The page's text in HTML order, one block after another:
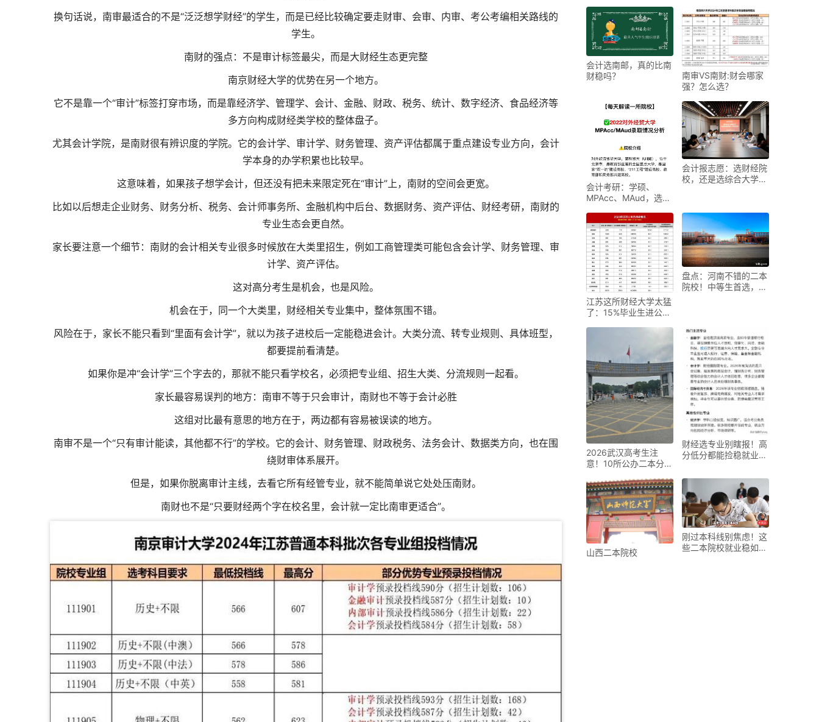
换句话说，南审最适合的不是“泛泛想学财经”的学生，而是已经比较确定要走财审、会审、内审、考公考编相关路线的
学生。
南财的强点：不是审计标签最尖，而是大财经生态更完整
南京财经大学的优势在另一个地方。
它不是靠一个“审计”标签打穿市场，而是靠经济学、管理学、会计、金融、财政、税务、统计、数字经济、食品经济等
多方向构成财经类学校的整体盘子。
尤其会计学院，是南财很有辨识度的学院。它的会计学、审计学、财务管理、资产评估都属于重点建设专业方向，会计
学本身的办学积累也比较早。
这意味着，如果孩子想学会计，但还没有把未来限定死在“审计”上，南财的空间会更宽。
比如以后想走企业财务、财务分析、税务、会计师事务所、金融机构中后台、数据财务、资产评估、财经考研，南财的
专业生态会更自然。
家长要注意一个细节：南财的会计相关专业很多时候放在大类里招生，例如工商管理类可能包含会计学、财务管理、审
计学、资产评估。
这对高分考生是机会，也是风险。
机会在于，同一个大类里，财经相关专业集中，整体氛围不错。
风险在于，家长不能只看到“里面有会计学”，就以为孩子进校后一定能稳进会计。大类分流、转专业规则、具体班型，
都要提前看清楚。
如果你是冲“会计学”三个字去的，那就不能只看学校名，必须把专业组、招生大类、分流规则一起看。
家长最容易误判的地方：南审不等于只会审计，南财也不等于会计必胜
这组对比最有意思的地方在于，两边都有容易被误读的地方。
南审不是一个“只有审计能读，其他都不行”的学校。它的会计、财务管理、财政税务、法务会计、数据类方向，也在围
绕财审体系展开。
但是，如果你脱离审计主线，去看它所有经管专业，就不能简单说它处处压南财。
南财也不是“只要财经两个字在校名里，会计就一定比南审更适合”。
会计选南邮，真的比南
财稳吗？
南审VS南财:财会哪家
强？怎么选？
会计考研：学硕、
MPAcc、MAud，选错
会计报志愿：选财经院
校，还是选综合大学？
江苏这所财经大学太猛
了：15%毕业生进公务
盘点：河南不错的二本
院校！中等生首选，公
2026武汉高考生注
意！10所公办二本分数
财经选专业别瞎报！高
分低分都能捡稳就业好
山西二本院校
刚过本科线别焦虑！这
些二本院校就业稳如泰